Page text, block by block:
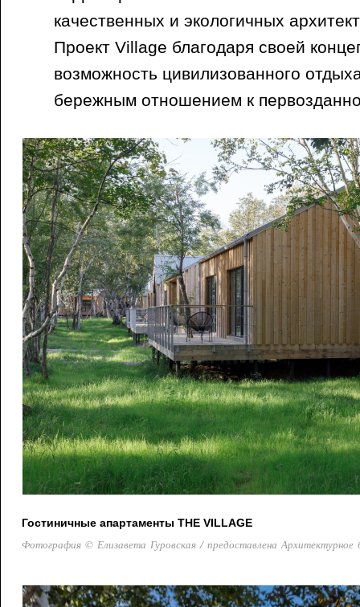
качественных и экологичных
Проект Village благодаря своей
возможность цивилизованного
бережным отношением к
Гостиничные апартаменты THE VILLAGE
Фотография © Елизавета Гуровская / предоставлена Архитектурное